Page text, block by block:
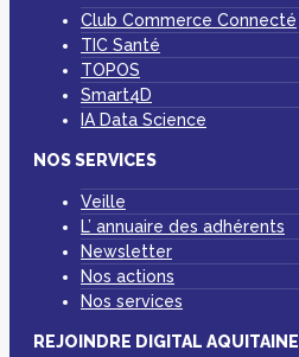
Club Commerce Connecté
TIC Santé
TOPOS
Smart4D
IA Data Science
NOS SERVICES
Veille
L’ annuaire des adhérents
Newsletter
Nos actions
Nos services
REJOINDRE DIGITAL AQUITAINE